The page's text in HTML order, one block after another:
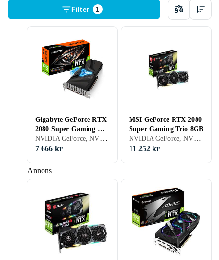
Filter 1
Annons
Gigabyte GeForce RTX
2080 Super Gaming OC
Waterforce WB 8GB NVIDIA GeForce, NVIDIA GeForce RTX 2080 Super, 8GB, GDDR6, Gaming
7 666 kr
MSI GeForce RTX 2080
Super Gaming Trio 8GB
NVIDIA GeForce, NVIDIA GeForce RTX 2080 Super, 8GB, GDDR6, Gaming
11 252 kr